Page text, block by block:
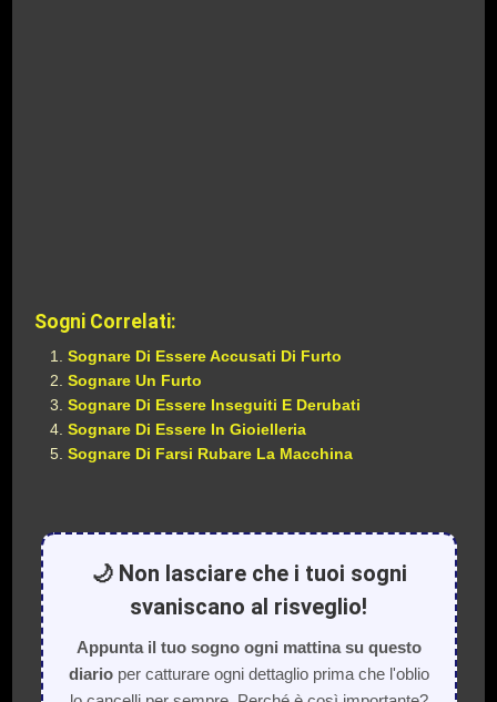
Sogni Correlati:
Sognare Di Essere Accusati Di Furto
Sognare Un Furto
Sognare Di Essere Inseguiti E Derubati
Sognare Di Essere In Gioielleria
Sognare Di Farsi Rubare La Macchina
🌙 Non lasciare che i tuoi sogni
svaniscano al risveglio!
Appunta il tuo sogno ogni mattina su questo
diarioper catturare ogni dettaglio prima che l'oblio